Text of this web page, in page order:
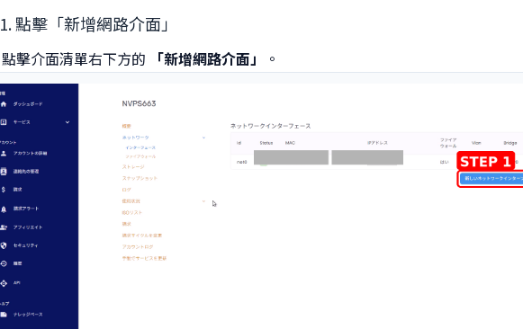
1. 點擊「新增網路介面」
點擊介面清單右下方的 「新增網路介面」 。